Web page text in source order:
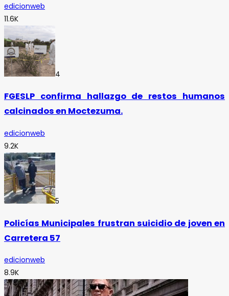
edicionweb
11.6K
4
FGESLP confirma hallazgo de restos humanos
calcinados en Moctezuma.
edicionweb
9.2K
5
Policías Municipales frustran suicidio de joven en
Carretera 57
edicionweb
8.9K